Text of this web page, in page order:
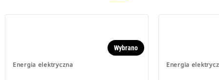
Energia elektryczna
Wybrano
Energia